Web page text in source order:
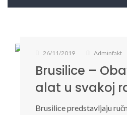
26/11/2019 Adminfakt
Brusilice –
alat u svakoj
Brusilice predstavljaju